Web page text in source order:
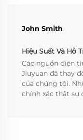
John Smith
Hiệu Suất Và Hỗ
Các nguồn điện
Jiuyuan đã thay
của chúng tôi.
chính xác thật sự